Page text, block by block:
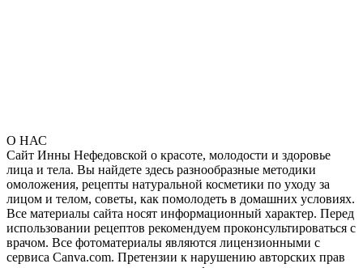
О НАС
Сайт Инны Нефедовской о красоте, молодости и здоровье
лица и тела. Вы найдете здесь разнообразные методики
омоложения, рецепты натуральной косметики по уходу за
лицом и телом, советы, как помолодеть в домашних условиях.
Все материалы сайта носят информационный характер. Перед
использовании рецептов рекомендуем проконсультироваться с
врачом. Все фотоматериалы являются лицензионными с
сервиса Canva.com. Претензии к нарушению авторских прав